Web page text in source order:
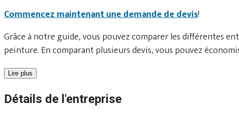
Commencez maintenant une demande de devis!
Grâce à notre guide, vous pouvez comparer les différentes
peinture. En comparant plusieurs devis, vous pouvez
Lire plus
Détails de l'entreprise